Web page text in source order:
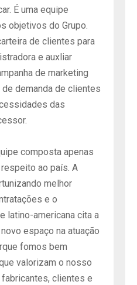
É uma equipe
objetivos do Grupo.
de clientes para
e auxliar
de marketing
demanda de clientes
das
composta apenas
ao país. A
melhor
e o
latino-americana cita a
espaço na atuação
fomos bem
valorizam o nosso
clientes e